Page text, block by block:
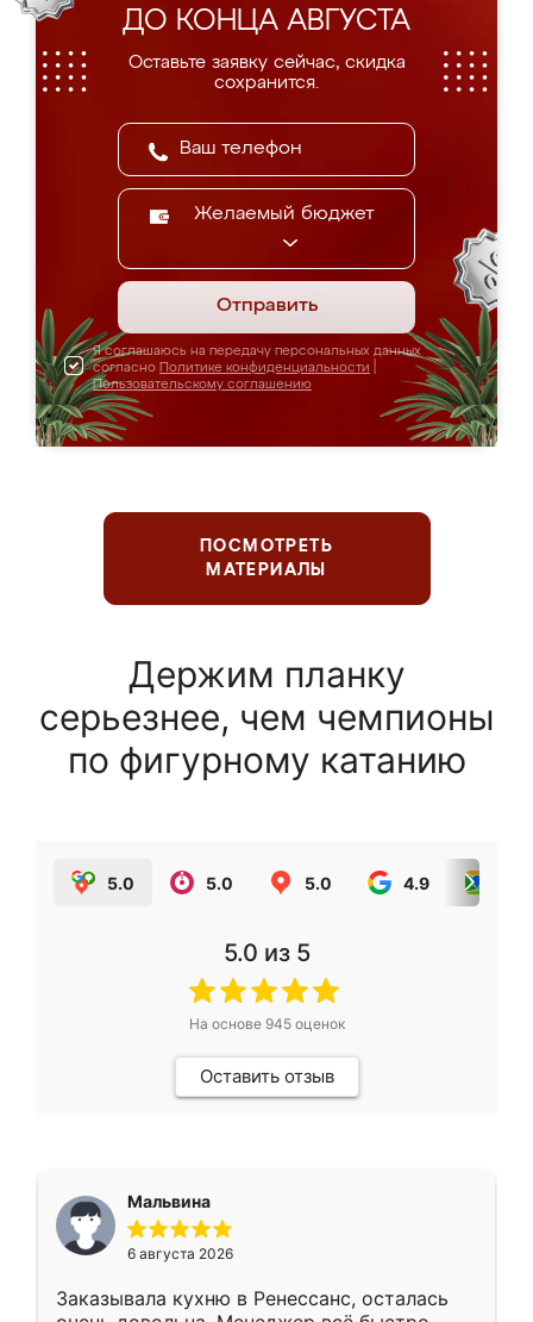
ДО КОНЦА АВГУСТА
Оставьте заявку сейчас, скидка
сохранится.
Желаемый бюджет
Отправить
Я соглашаюсь на передачу персональных данных
согласно Политике конфиденциальности
Пользовательскому соглашению
ПОСМОТРЕТЬ
МАТЕРИАЛЫ
Держим планку
серьезнее, чем чемпионы
по фигурному катанию
5.0 5.0 5.0 4.9
5.0 из 5
На основе 945оценок
Оставить отзыв
Мальвина
6 августа 2026
Заказывала кухню в Ренессанс, осталась